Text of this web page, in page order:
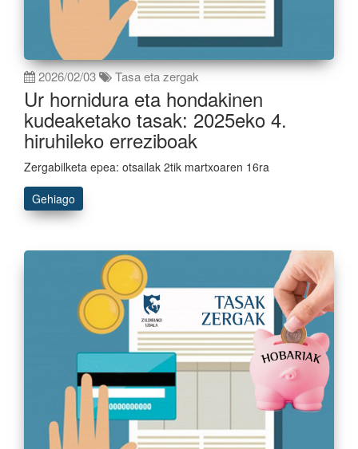
2026/02/03 Tasa eta zergak
Ur hornidura eta hondakinen
kudeaketako tasak: 2025eko 4.
hiruhileko erreziboak
Zergabilketa epea: otsailak 2tik martxoaren 16ra
Gehiago